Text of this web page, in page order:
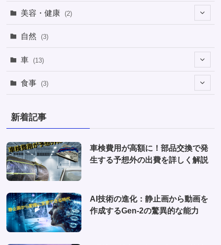
(1) (6)
(4)
(1)
(6)
美容・健康 (2)
(1)
自然 (3)
車 (13)
(1)
(1)
(2)
(4)
食事 (3)
新着記事
車検費用が高額に！部品交換で発
生する予想外の出費を詳しく解説
AI技術の進化：静止画から動画を
作成するGen-2の驚異的な能力